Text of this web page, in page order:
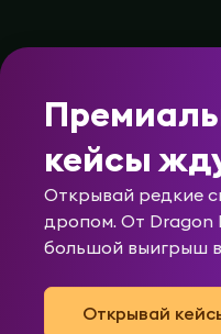
кейсы
Открывай редкие
дропом. От Dragon
большой выигрыш
Открывай